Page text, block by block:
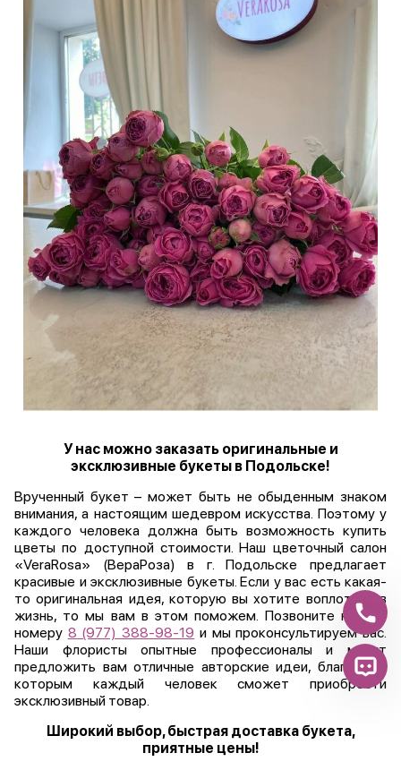
У нас можно заказать оригинальные и
эксклюзивные букеты в Подольске!
Врученный букет – может быть не обыденным знаком
внимания, а настоящим шедевром искусства. Поэтому у
каждого человека должна быть возможность купить
цветы по доступной стоимости. Наш цветочный салон
«VeraRosa» (ВераРоза) в г. Подольске предлагает
красивые и эксклюзивные букеты. Если у вас есть какая-
то оригинальная идея, которую вы хотите воплотить в
жизнь, то мы вам в этом поможем. Позвоните нам по
номеру 8 (977) 388-98-19 и мы проконсультируем вас.
Наши флористы опытные профессионалы и могут
предложить вам отличные авторские идеи, благодаря
которым каждый человек сможет приобрести
эксклюзивный товар.
Широкий выбор, быстрая доставка букета,
приятные цены!